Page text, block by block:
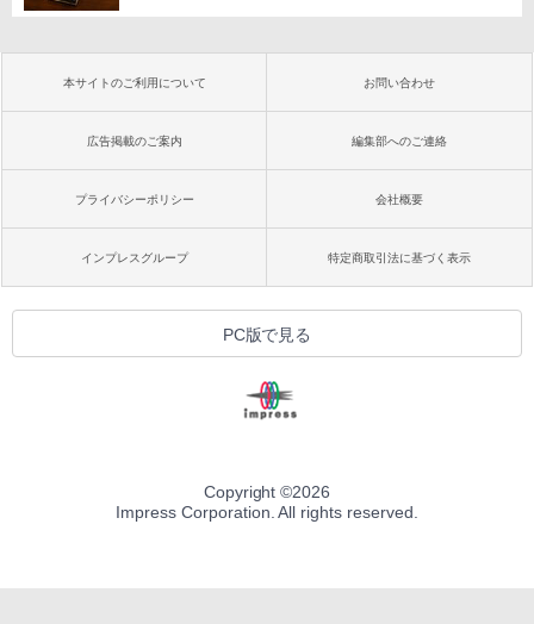
本サイトのご利用について お問い合わせ
広告掲載のご案内 編集部へのご連絡
プライバシーポリシー 会社概要
インプレスグループ 特定商取引法に基づく表示
PC版で見る
Copyright ©2026
Impress Corporation. All rights reserved.